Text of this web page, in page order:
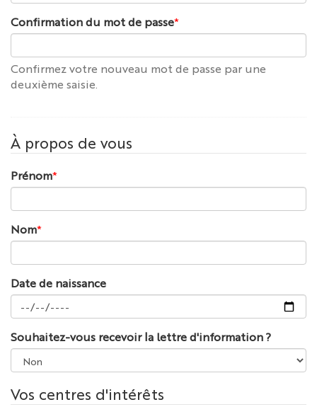
Confirmation du mot de passe*
Confirmez votre nouveau mot de passe par une
deuxième saisie.
À propos de vous
Prénom*
Nom*
Date de naissance
Souhaitez-vous recevoir la lettre d'information ?
Vos centres d'intérêts